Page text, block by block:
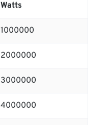
Watts
1000000
2000000
3000000
4000000